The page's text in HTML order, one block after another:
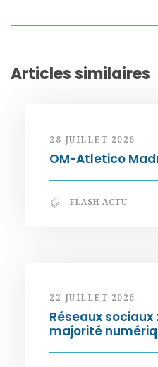
Articles similaires
28 JUILLET 2026
OM-Atletico
FLASH ACTU
22 JUILLET 2026
Réseaux sociaux
majorité